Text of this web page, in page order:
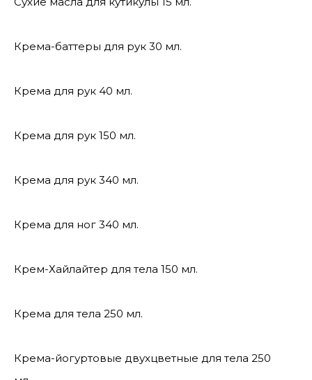
Крема-баттеры для рук 30 мл.
Крема для рук 40 мл.
Крема для рук 150 мл.
Крема для рук 340 мл.
Крема для ног 340 мл.
Крем-Хайлайтер для тела 150 мл.
Крема для тела 250 мл.
Крема-йогуртовые двухцветные для тела 250